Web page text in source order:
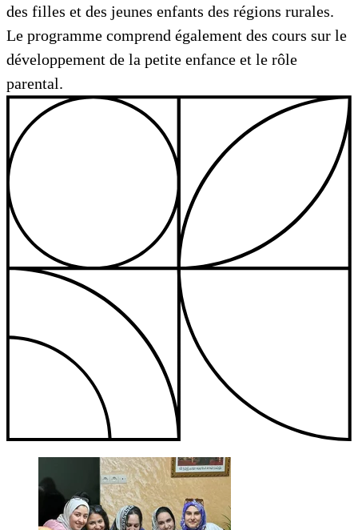
des filles et des jeunes enfants des régions rurales.
Le programme comprend également des cours sur le
développement de la petite enfance et le rôle
parental.